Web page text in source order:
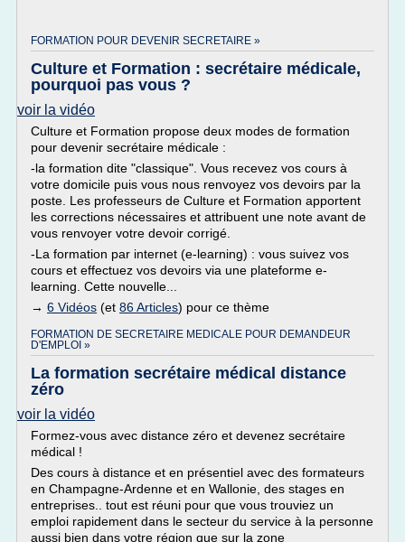
FORMATION POUR DEVENIR SECRETAIRE »
Culture et Formation : secrétaire médicale,
pourquoi pas vous ?
voir la vidéo
Culture et Formation propose deux modes de formation
pour devenir secrétaire médicale :
-la formation dite "classique". Vous recevez vos cours à
votre domicile puis vous nous renvoyez vos devoirs par la
poste. Les professeurs de Culture et Formation apportent
les corrections nécessaires et attribuent une note avant de
vous renvoyer votre devoir corrigé.
-La formation par internet (e-learning) : vous suivez vos
cours et effectuez vos devoirs via une plateforme e-
learning. Cette nouvelle...
→ 6 Vidéos (et 86 Articles) pour ce thème
FORMATION DE SECRETAIRE MEDICALE POUR DEMANDEUR
D'EMPLOI »
La formation secrétaire médical distance
zéro
voir la vidéo
Formez-vous avec distance zéro et devenez secrétaire
médical !
Des cours à distance et en présentiel avec des formateurs
en Champagne-Ardenne et en Wallonie, des stages en
entreprises.. tout est réuni pour que vous trouviez un
emploi rapidement dans le secteur du service à la personne
aussi bien dans votre région que sur la zone